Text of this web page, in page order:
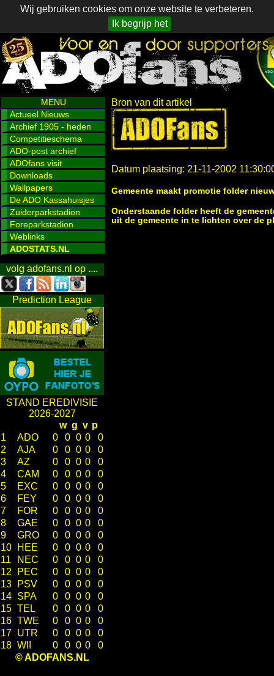
Wij gebruiken cookies om onze website te verbeteren.
Ik begrijp het
MENU
Actueel Nieuws
Archief 1905 - heden
Competitieschema
ADO-post archief
ADOfans visit
Downloads
Wallpapers
De ADO Kassahuisjes
Zuiderparkstadion
Foreparkstadion
Weblinks
ADOSTATS.NL
volg adofans.nl op ....
Prediction League
STAND EREDIVISIE
2026-2027
w g v p
1
ADO 0 0 0 0
0
2
AJA 0 0 0 0
0
3
AZ 0 0 0 0
0
4
CAM 0 0 0 0
0
5
EXC 0 0 0 0
0
6
FEY 0 0 0 0
0
7
FOR 0 0 0 0
0
8
GAE 0 0 0 0
0
9
GRO 0 0 0 0
0
10
HEE 0 0 0 0
0
11
NEC 0 0 0 0
0
12
PEC 0 0 0 0
0
13
PSV 0 0 0 0
0
14 SPA 0 0 0 0
0
15 TEL 0 0 0 0
0
16 TWE 0 0 0 0
0
17 UTR 0 0 0 0
0
18 WII 0 0 0 0
0
© ADOFANS.NL
Bron van dit artikel
Datum plaatsing: 21-11-2002
Gemeente maakt promotie folder
Onderstaande folder heeft de
uit de gemeente in te lichten over de